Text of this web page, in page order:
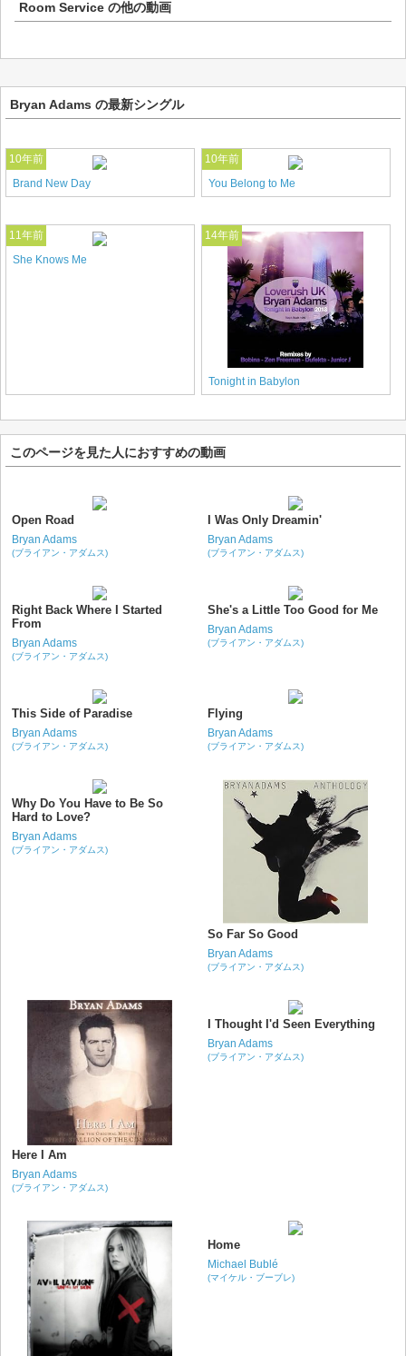
Room Service の他の動画
Bryan Adams の最新シングル
10年前
Brand New Day
10年前
You Belong to Me
11年前
She Knows Me
14年前
Tonight in Babylon
このページを見た人におすすめの動画
Open Road
Bryan Adams
(ブライアン・アダムス)
I Was Only Dreamin'
Bryan Adams
(ブライアン・アダムス)
Right Back Where I Started
From
Bryan Adams
(ブライアン・アダムス)
She's a Little Too Good for Me
Bryan Adams
(ブライアン・アダムス)
This Side of Paradise
Bryan Adams
(ブライアン・アダムス)
Flying
Bryan Adams
(ブライアン・アダムス)
Why Do You Have to Be So
Hard to Love?
Bryan Adams
(ブライアン・アダムス)
So Far So Good
Bryan Adams
(ブライアン・アダムス)
Here I Am
Bryan Adams
(ブライアン・アダムス)
I Thought I'd Seen Everything
Bryan Adams
(ブライアン・アダムス)
Home
Michael Bublé
(マイケル・ブーブレ)